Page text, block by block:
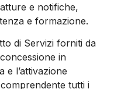
e notifiche,
e formazione.
di Servizi forniti da
in
e l’attivazione
tutti i